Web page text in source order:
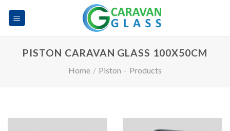
PISTON CARAVAN GLASS 100X50CM
Home / Piston - Products